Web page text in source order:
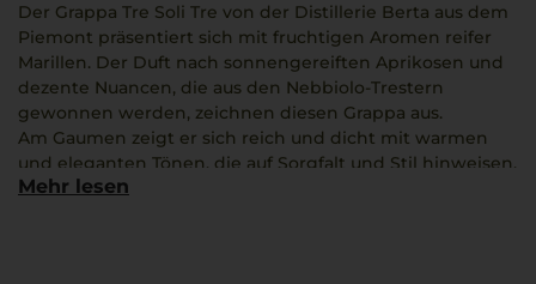
Der Grappa Tre Soli Tre von der Distillerie Berta aus dem
Piemont präsentiert sich mit fruchtigen Aromen reifer
Marillen. Der Duft nach sonnengereiften Aprikosen und
dezente Nuancen, die aus den Nebbiolo-Trestern
gewonnen werden, zeichnen diesen Grappa aus.
Am Gaumen zeigt er sich reich und dicht mit warmen
und eleganten Tönen, die auf Sorgfalt und Stil hinweisen.
In der 0,7-Liter-Flasche vereinen sich Kraft und regionale
Mehr lesen